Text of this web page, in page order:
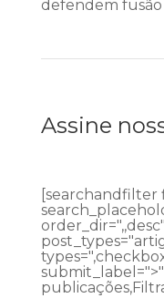
defendem fusão
Assine
[searchandfilter